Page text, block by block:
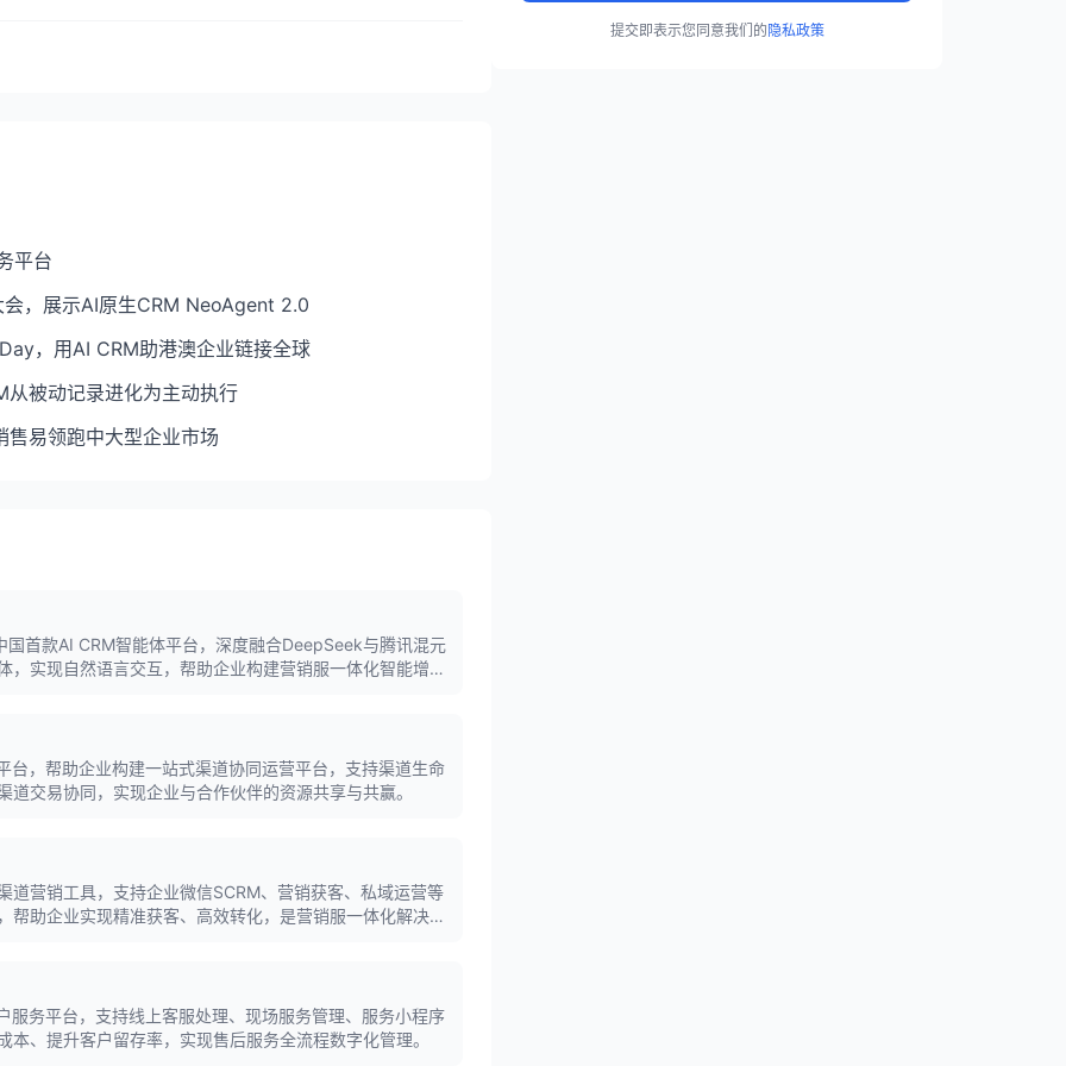
平台
，展示AI原生CRM NeoAgent 2.0
，用AI CRM助港澳企业链接全球
被动记录进化为主动执行
易领跑中大型企业市场
首款AI CRM智能体平台，深度融合DeepSeek与腾讯混元
，实现自然语言交互，帮助企业构建营销服一体化智能增长
台，帮助企业构建一站式渠道协同运营平台，支持渠道生命
道交易协同，实现企业与合作伙伴的资源共享与共赢。
道营销工具，支持企业微信SCRM、营销获客、私域运营等
帮助企业实现精准获客、高效转化，是营销服一体化解决方
服务平台，支持线上客服处理、现场服务管理、服务小程序
本、提升客户留存率，实现售后服务全流程数字化管理。
提交即表示您同意我们的隐私政策